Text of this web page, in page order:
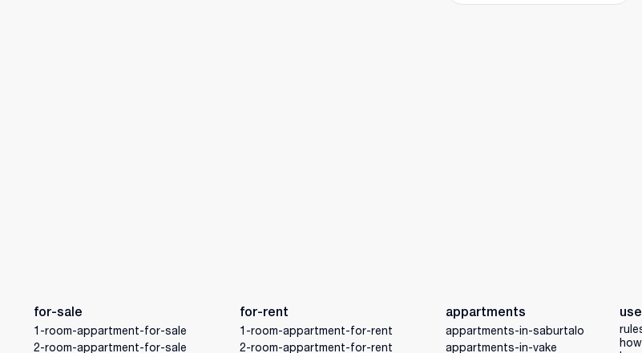
for-sale
1-room-appartment-for-sale
2-room-appartment-for-sale
for-rent
1-room-appartment-for-rent
2-room-appartment-for-rent
appartments
appartments-in-saburtalo
appartments-in-vake